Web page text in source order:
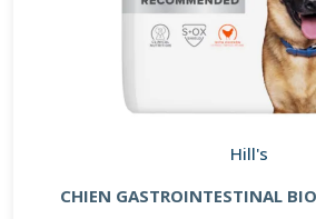
Hill's
CHIEN GASTROINTESTINAL